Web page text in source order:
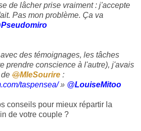
de lâcher prise vraiment : j'accepte
Pas mon problème. Ça va
Pseudomiro
des témoignages, les tâches
prendre conscience à l'autre), j'avais
@MleSourire :
taspensea/» @LouiseMitoo
conseils pour mieux répartir la
de votre couple ?